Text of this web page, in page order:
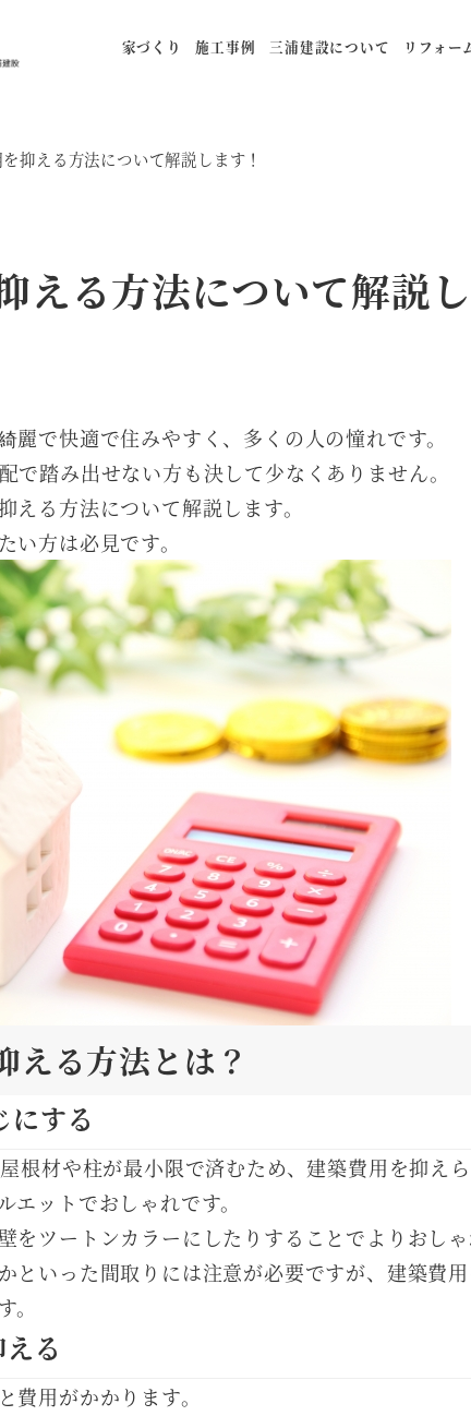
家づくり 施工事例 三浦建設について リフォー
抑える方法について解説します！
える方法について解説し
で快適で住みやすく、多くの人の憧れです。
で踏み出せない方も決して少なくありません。
る方法について解説します。
方は必見です。
る方法とは？
にする
根材や柱が最小限で済むため、建築費用を抑えら
ットでおしゃれです。
をツートンカラーにしたりすることでよりおしゃ
といった間取りには注意が必要ですが、建築費
る
費用がかかります。